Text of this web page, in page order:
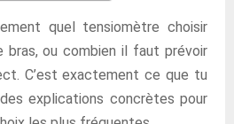
quel tensiomètre choisir
ou combien il faut prévoir
C’est exactement ce que tu
explications concrètes pour